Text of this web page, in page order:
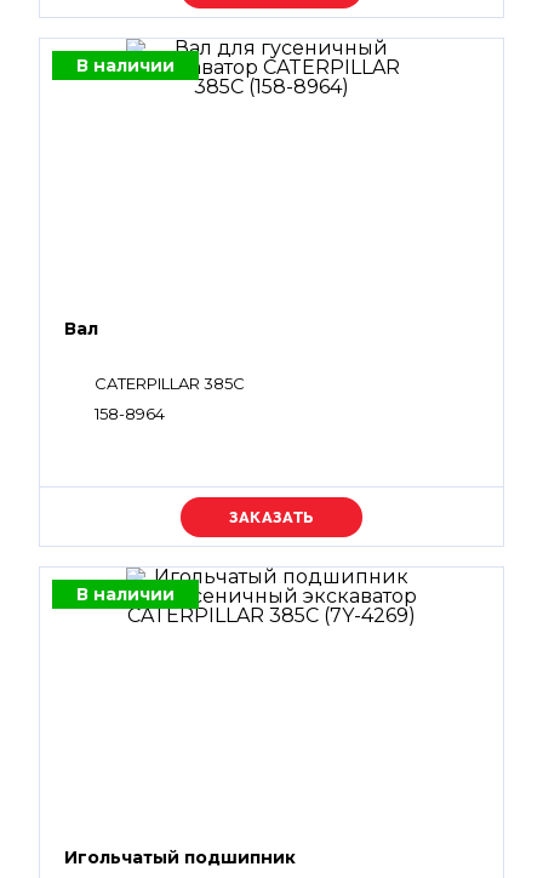
В наличии
Вал
CATERPILLAR 385C
158-8964
Уточняйте цену
В наличии
Игольчатый подшипник